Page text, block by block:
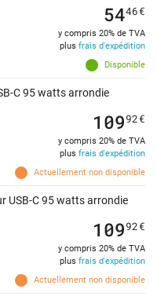
Disponible
5446€
y compris 20% de TVA
plus frais d'expédition
C 95 watts arrondie
Actuellement non disponible
10992€
y compris 20% de TVA
plus frais d'expédition
USB-C 95 watts arrondie
Actuellement non disponible
10992€
y compris 20% de TVA
plus frais d'expédition